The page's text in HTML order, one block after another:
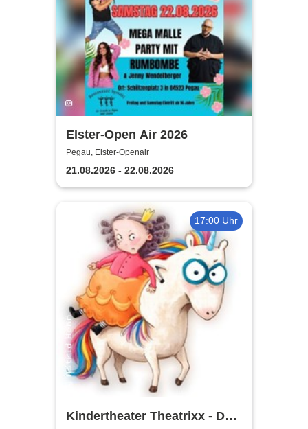
Elster-Open Air 2026
Pegau, Elster-Openair
21.08.2026 - 22.08.2026
17:00 Uhr
Kindertheater Theatrixx - Das